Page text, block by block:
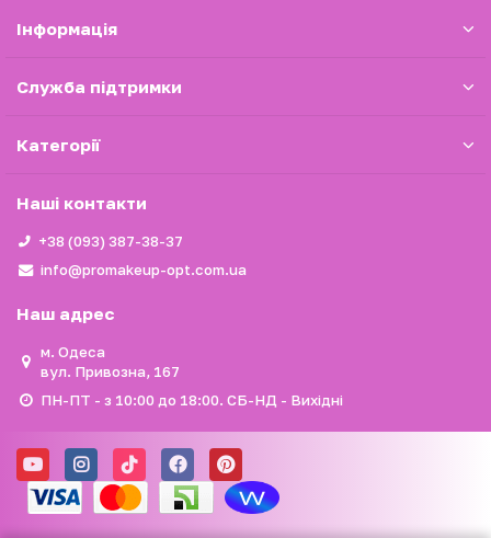
Iнформація
Служба підтримки
Категорії
Наші контакти
+38 (093) 387-38-37
info@promakeup-opt.com.ua
Наш адрес
м. Одеса
вул. Привозна, 167
ПН-ПТ - з 10:00 до 18:00. СБ-НД - Вихідні